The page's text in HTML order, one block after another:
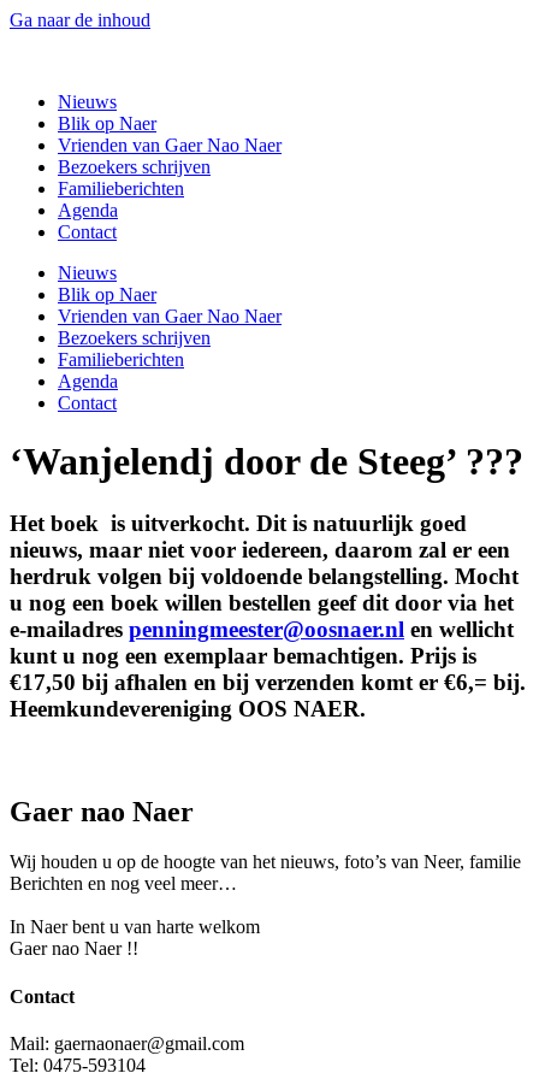
Ga naar de inhoud
Nieuws
Blik op Naer
Vrienden van Gaer Nao Naer
Bezoekers schrijven
Familieberichten
Agenda
Contact
Nieuws
Blik op Naer
Vrienden van Gaer Nao Naer
Bezoekers schrijven
Familieberichten
Agenda
Contact
‘Wanjelendj door de Steeg’ ???
Het boek is uitverkocht. Dit is natuurlijk goed
nieuws, maar niet voor iedereen, daarom zal er een
herdruk volgen bij voldoende belangstelling. Mocht
u nog een boek willen bestellen geef dit door via het
e-mailadres penningmeester@oosnaer.nl en wellicht
kunt u nog een exemplaar bemachtigen. Prijs is
€17,50 bij afhalen en bij verzenden komt er €6,= bij.
Heemkundevereniging OOS NAER.
Gaer nao Naer
Wij houden u op de hoogte van het nieuws, foto’s van Neer, familie
Berichten en nog veel meer…
In Naer bent u van harte welkom
Gaer nao Naer !!
Contact
Mail: gaernaonaer@gmail.com
Tel: 0475-593104